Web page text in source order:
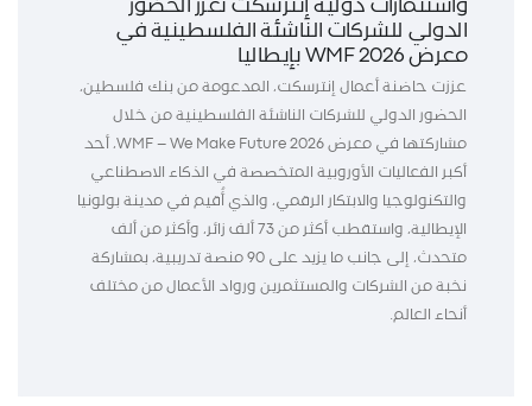
واستثمارات دولية إنترسكت تعزز الحضور
الدولي للشركات الناشئة الفلسطينية في
معرض WMF 2026 بإيطاليا
عززت حاضنة أعمال إنترسكت، المدعومة من بنك فلسطين،
الحضور الدولي للشركات الناشئة الفلسطينية من خلال
مشاركتها في معرض WMF – We Make Future 2026، أحد
أكبر الفعاليات الأوروبية المتخصصة في الذكاء الاصطناعي
والتكنولوجيا والابتكار الرقمي، والذي أُقيم في مدينة بولونيا
الإيطالية، واستقطب أكثر من 73 ألف زائر، وأكثر من ألف
متحدث، إلى جانب ما يزيد على 90 منصة تدريبية، بمشاركة
نخبة من الشركات والمستثمرين ورواد الأعمال من مختلف
أنحاء العالم.